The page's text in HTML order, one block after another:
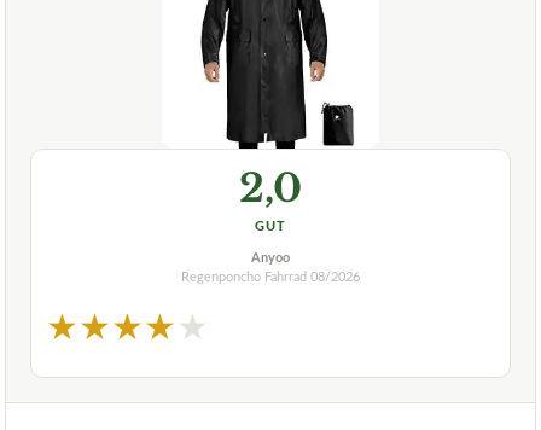
2,0
GUT
Anyoo
Regenponcho Fahrrad 08/2026
★★★★★